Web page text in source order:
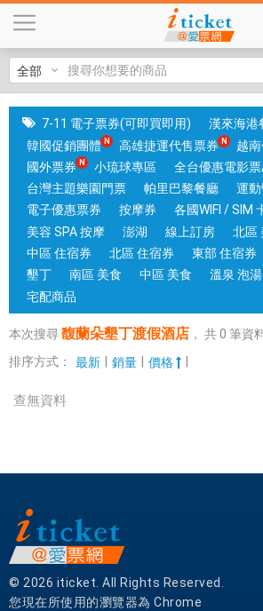
朵
墾
丁
渡
假
酒
店
|
台
中
和
雄
有
7-11 電子票券(可即買即用)
漢來海港
韓國促銷團體
高雄捷運代售票券
越
國外票券
小琉球專區
全台優惠電影
台灣主題樂園門票
帕里巴黎餐廳
運動
電子優惠票券
按摩券 各國WIFI / SIM
美容 SPA 按摩
澎湖 線上訂房
北區
中區 住宿券
北區 住宿券 東部 住宿券
墾丁
南區 美食 中區 美食 溫泉 泡湯
宅配商品
本次搜尋 馥蘭朵墾丁渡假酒店 ， 共0 筆資
排序方式：
最新 銷量 價格
查無資料
© 2026 iticket. All Rights Reserved.
您現在所使用的瀏覽器為 Chrome